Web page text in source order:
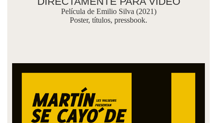
Película de Emilio Silva (2021)
Poster, títulos, pressbook.